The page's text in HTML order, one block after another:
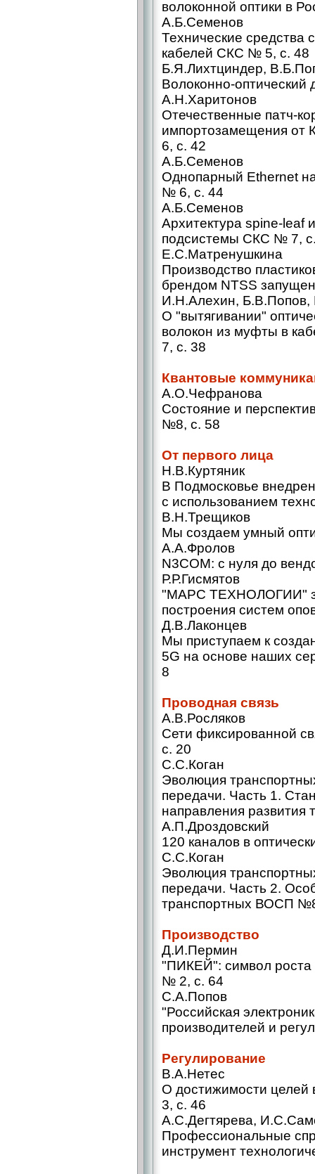
волоконной оптики в
А.Б.Семенов
Технические средства
кабелей СКС № 5, с. 48
Б.Я.Лихтциндер,
Волоконно-оптический
А.Н.Харитонов
Отечественные патч-
импортозамещения от
6, с. 42
А.Б.Семенов
Однопарный Ethernet
№ 6, с. 44
А.Б.Семенов
Архитектура spine-leaf
подсистемы СКС № 7,
Е.С.Матренушкина
Производство
брендом NTSS
И.Н.Алехин, Б.В.Попов,
О "вытягивании"
волокон из муфты в
7, с. 38
Квантовые
А.О.Чефранова
Состояние и
№8, с. 58
От первого лица
Н.В.Куртяник
В Подмосковье
с использованием
В.Н.Трещиков
Мы создаем умный
А.А.Фролов
N3COM: с нуля до
Р.Р.Гисмятов
"МАРС ТЕХНОЛОГИИ"
построения систем
Д.В.Лаконцев
Мы приступаем к
5G на основе наших
8
Проводная связь
А.В.Росляков
Сети фиксированной
с. 20
С.С.Коган
Эволюция
передачи. Часть 1.
направления
А.П.Дроздовский
120 каналов в
С.C.Коган
Эволюция
передачи. Часть 2.
транспортных ВОСП
Производство
Д.И.Пермин
"ПИКЕЙ": символ
№ 2, с. 64
С.А.Попов
"Российская
производителей и
Регулирование
В.А.Нетес
О достижимости целей
3, с. 46
А.С.Дегтярева,
Профессиональные
инструмент